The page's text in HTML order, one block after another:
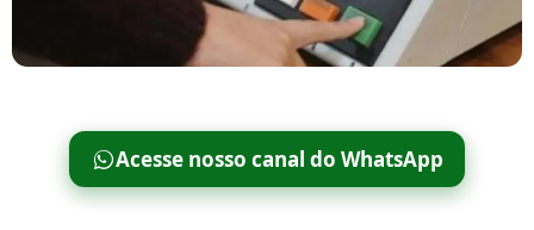
Acesse nosso canal do WhatsApp